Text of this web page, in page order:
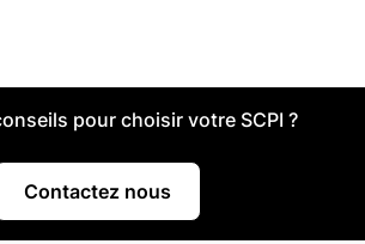
pour choisir votre SCPI ?
Contactez nous